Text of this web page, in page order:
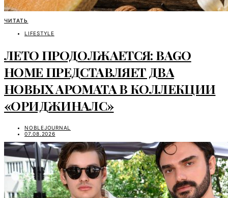
ЧИТАТЬ
LIFESTYLE
ЛЕТО ПРОДОЛЖАЕТСЯ: BAGO
HOME ПРЕДСТАВЛЯЕТ ДВА
НОВЫХ АРОМАТА В КОЛЛЕКЦИИ
«ОРИДЖИНАЛС»
NOBLEJOURNAL
07.08.2026